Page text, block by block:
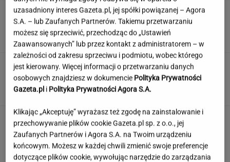
Ten quiz wiedzy ogólnej odsieje inteligentnych
i oczytanych od reszty
To nie droga na skróty. Matka pokazuje, jak
naprawdę wygląda edukacja domowa
MATERIAŁ PROMOCYJNY
"Wymieniłam mojego byłego na
jego wujka milionera". Tak wciągają
mikrodramy
SUBSKRYPCJA
uzasadniony interes Gazeta.pl, jej spółki powiązanej – Agora
S.A. – lub Zaufanych Partnerów. Takiemu przetwarzaniu
możesz się sprzeciwić, przechodząc do „Ustawień
Zaawansowanych” lub przez kontakt z administratorem – w
zależności od zakresu sprzeciwu i podmiotu, wobec którego
jest kierowany. Więcej informacji o przetwarzaniu danych
osobowych znajdziesz w dokumencie Polityka Prywatności
Gazeta.pl i Polityka Prywatności Agora S.A.
Klikając „Akceptuję” wyrażasz też zgodę na zainstalowanie i
przechowywanie plików cookie Gazeta.pl sp. z o.o., jej
Zaufanych Partnerów i Agora S.A. na Twoim urządzeniu
końcowym. Możesz w każdej chwili zmienić swoje preferencje
dotyczące plików cookie, wywołując narzędzie do zarządzania